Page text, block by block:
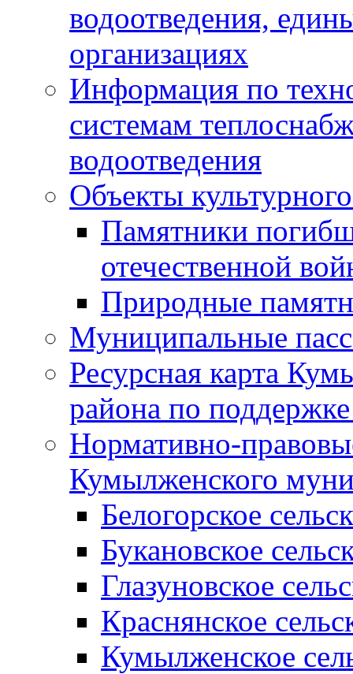
водоотведения,
организациях
Информация по
системам
водоотведения
Объекты
Памятники
отечественной
Природные
Муниципальные
Ресурсная карта
района по
Нормативно-
Кумылженского
Белогорское
Букановское
Глазуновское
Краснянское
Кумылженское